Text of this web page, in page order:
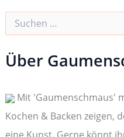
h
e
a
c
h
:
Über
Mit 'Gaumenschmaus'
Kochen & Backen zeigen,